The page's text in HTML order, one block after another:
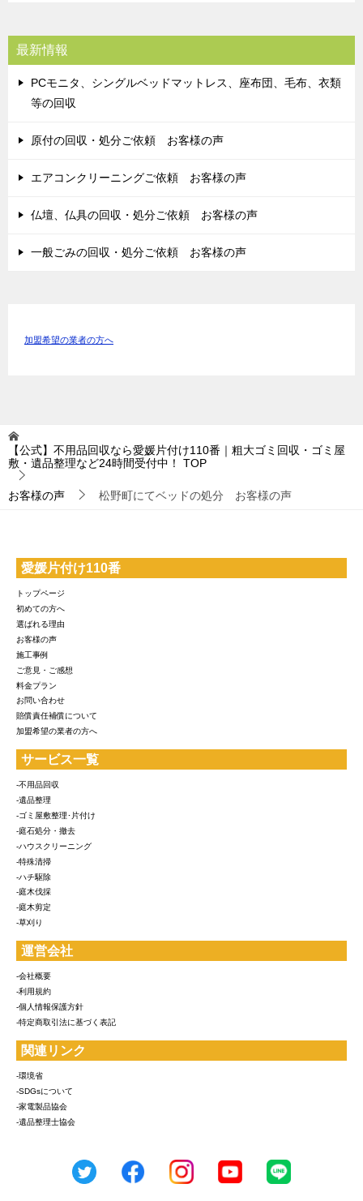
最新情報
PCモニタ、シングルベッドマットレス、座布団、毛布、衣類
等の回収
原付の回収・処分ご依頼 お客様の声
エアコンクリーニングご依頼 お客様の声
仏壇、仏具の回収・処分ご依頼 お客様の声
一般ごみの回収・処分ご依頼 お客様の声
加盟希望の業者の方へ
【公式】不用品回収なら愛媛片付け110番｜粗大ゴミ回収・ゴミ屋
敷・遺品整理など24時間受付中！
TOP
お客様の声 松野町にてベッドの処分 お客様の声
愛媛片付け110番
トップページ
初めての方へ
選ばれる理由
お客様の声
施工事例
ご意見・ご感想
料金プラン
お問い合わせ
賠償責任補償について
加盟希望の業者の方へ
サービス一覧
-不用品回収
-遺品整理
-ゴミ屋敷整理･片付け
-庭石処分・撤去
-ハウスクリーニング
-特殊清掃
-ハチ駆除
-庭木伐採
-庭木剪定
-草刈り
運営会社
-会社概要
-利用規約
-個人情報保護方針
-特定商取引法に基づく表記
関連リンク
-環境省
-SDGsについて
-家電製品協会
-遺品整理士協会